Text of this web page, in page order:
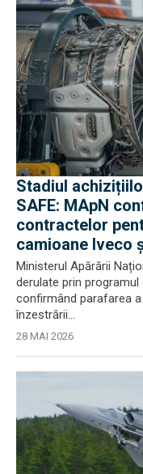
Stadiul
SAFE: MApN
contractelor
camioane Iveco
Ministerul Apărării
derulate prin programul
confirmând parafarea
înzestrării...
28 MAI 2026